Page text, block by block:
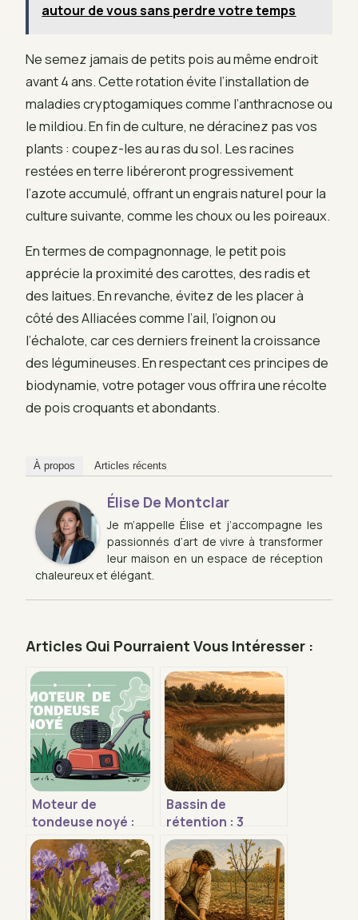
autour de vous sans perdre votre temps
Ne semez jamais de petits pois au même endroit
avant 4 ans. Cette rotation évite l’installation de
maladies cryptogamiques comme l’anthracnose ou
le mildiou. En fin de culture, ne déracinez pas vos
plants : coupez-les au ras du sol. Les racines
restées en terre libéreront progressivement
l’azote accumulé, offrant un engrais naturel pour la
culture suivante, comme les choux ou les poireaux.
En termes de compagnonnage, le petit pois
apprécie la proximité des carottes, des radis et
des laitues. En revanche, évitez de les placer à
côté des Alliacées comme l’ail, l’oignon ou
l’échalote, car ces derniers freinent la croissance
des légumineuses. En respectant ces principes de
biodynamie, votre potager vous offrira une récolte
de pois croquants et abondants.
À propos Articles récents
Élise De Montclar
Je m’appelle Élise et j’accompagne les
passionnés d’art de vivre à transformer
leur maison en un espace de réception
chaleureux et élégant.
Articles Qui Pourraient Vous Intéresser :
Moteur de
tondeuse noyé :
temps d’attente,
gestes clés et
erreurs à éviter
Bassin de
rétention : 3
solutions
techniques pour
protéger vos
fondations des
inondations